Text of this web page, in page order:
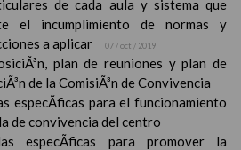
de cada aula y sistema que
el incumplimiento de normas y
a aplicar
07 / oct / 2019
plan de reuniones y plan de
de la ComisiÃ³n de Convivencia
especÃ­ficas para el funcionamiento
de convivencia del centro
especÃ­ficas para promover la